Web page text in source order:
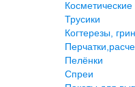
Косметические
Трусики
Когтерезы,
Пелёнки
Спреи